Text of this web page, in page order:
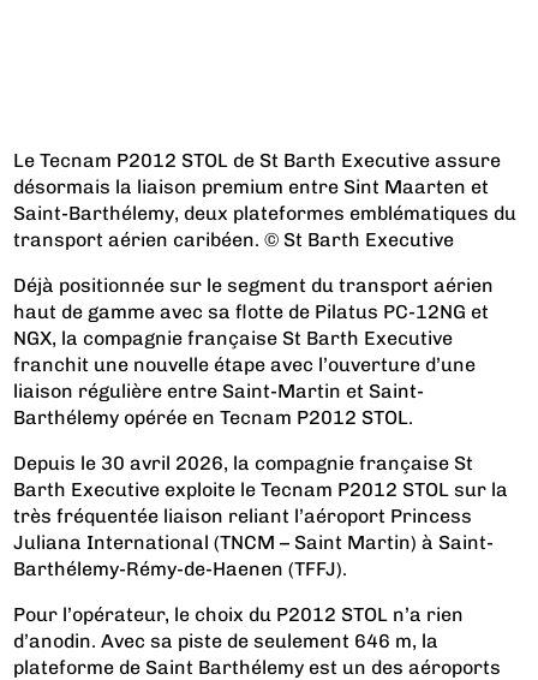
Le Tecnam P2012 STOL de St Barth Executive assure
désormais la liaison premium entre Sint Maarten et
Saint-Barthélemy, deux plateformes emblématiques du
transport aérien caribéen. © St Barth Executive
Déjà positionnée sur le segment du transport aérien
haut de gamme avec sa flotte de Pilatus PC-12NG et
NGX, la compagnie française St Barth Executive
franchit une nouvelle étape avec l’ouverture d’une
liaison régulière entre Saint-Martin et Saint-
Barthélemy opérée en Tecnam P2012 STOL.
Depuis le 30 avril 2026, la compagnie française St
Barth Executive exploite leTecnam P2012 STOL sur la
très fréquentée liaison reliant l’aéroport Princess
Juliana International (TNCM – Saint Martin) à Saint-
Barthélemy-Rémy-de-Haenen (TFFJ).
Pour l’opérateur, le choix du P2012 STOL n’a rien
d’anodin. Avec sa piste de seulement 646 m, la
plateforme de Saint Barthélemy est un des aéroports